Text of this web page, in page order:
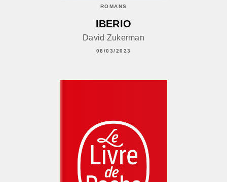
ROMANS
IBERIO
David Zukerman
08/03/2023